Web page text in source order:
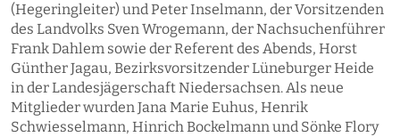
(Hegeringleiter) und Peter Inselmann, der Vorsitzenden
des Landvolks Sven Wrogemann, der Nachsuchenführer
Frank Dahlem sowie der Referent des Abends, Horst
Günther Jagau, Bezirksvorsitzender Lüneburger Heide
in der Landesjägerschaft Niedersachsen. Als neue
Mitglieder wurden Jana Marie Euhus, Henrik
Schwiesselmann, Hinrich Bockelmann und Sönke Flory